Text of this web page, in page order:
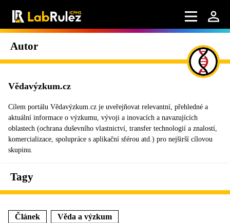
Autor
Vědavýzkum.cz
Cílem portálu Vědavýzkum.cz je uveřejňovat relevantní, přehledné a
aktuální informace o výzkumu, vývoji a inovacích a navazujících
oblastech (ochrana duševního vlastnictví, transfer technologií a znalostí,
komercializace, spolupráce s aplikační sférou atd.) pro nejširší cílovou
skupinu.
Tagy
Článek Věda a výzkum